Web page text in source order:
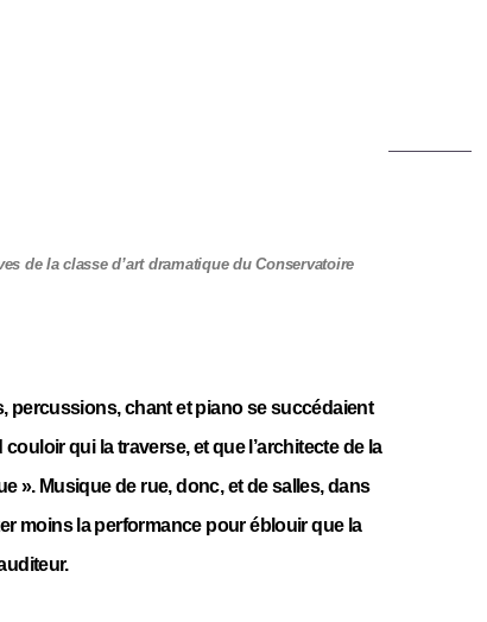
de la classe d’art dramatique du Conservatoire
percussions, chant et piano se succédaient
qui la traverse, et que l’architecte de la
». Musique de rue, donc, et de salles, dans
moins la performance pour éblouir que la